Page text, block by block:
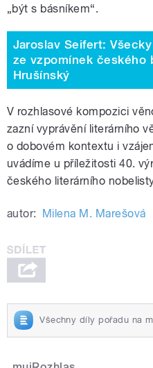
„být s básníkem“.
Jaroslav Seifert:
ze vzpomínek českého
Hrušínský
V rozhlasové kompozici
zazní vyprávění literárního
o dobovém kontextu i
uvádíme u příležitosti 40.
českého literárního
autor: Milena M. Marešová
Všechny díly pořadu na